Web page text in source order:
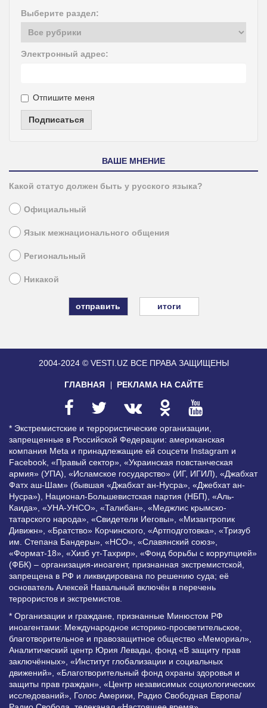
Выберите раздел:
Электронный адрес:
Отпишите меня
Подписаться
ВАШЕ МНЕНИЕ
Какой статус должен быть у русского языка?
Официальный
Язык межнационального общения
Региональный
Никакой
итоги
2004-2024 © VESTI.UZ ВСЕ ПРАВА ЗАЩИЩЕНЫ
ГЛАВНАЯ РЕКЛАМА НА САЙТЕ
* Экстремистские и террористические организации,
запрещенные в Российской Федерации: американская
компания Meta и принадлежащие ей соцсети Instagram и
Facebook, «Правый сектор», «Украинская повстанческая
армия» (УПА), «Исламское государство» (ИГ, ИГИЛ), «Джабхат
Фатх аш-Шам» (бывшая «Джабхат ан-Нусра», «Джебхат ан-
Нусра»), Национал-Большевистская партия (НБП), «Аль-
Каида», «УНА-УНСО», «Талибан», «Меджлис крымско-
татарского народа», «Свидетели Иеговы», «Мизантропик
Дивижн», «Братство» Корчинского, «Артподготовка», «Тризуб
им. Степана Бандеры», «НСО», «Славянский союз»,
«Формат-18», «Хизб ут-Тахрир», «Фонд борьбы с коррупцией»
(ФБК) – организация-иноагент, признанная экстремистской,
запрещена в РФ и ликвидирована по решению суда; её
основатель Алексей Навальный включён в перечень
террористов и экстремистов.
* Организации и граждане, признанные Минюстом РФ
иноагентами: Международное историко-просветительское,
благотворительное и правозащитное общество «Мемориал»,
Аналитический центр Юрия Левады, фонд «В защиту прав
заключённых», «Институт глобализации и социальных
движений», «Благотворительный фонд охраны здоровья и
защиты прав граждан», «Центр независимых социологических
исследований», Голос Америки, Радио Свободная Европа/